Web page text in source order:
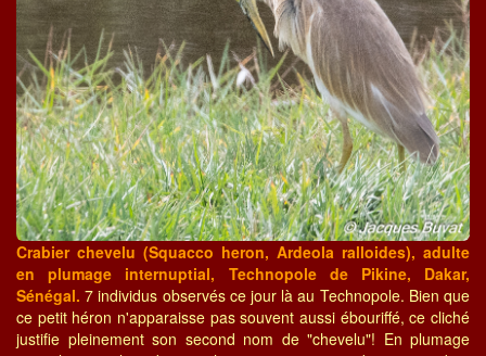
Crabier chevelu (Squacco heron, Ardeola ralloides), adulte
en plumage internuptial, Technopole de Pikine, Dakar,
Sénégal. 7 individus observés ce jour là au Technopole. Bien que
ce petit héron n'apparaisse pas souvent aussi ébouriffé, ce cliché
justifie pleinement son second nom de "chevelu"! En plumage